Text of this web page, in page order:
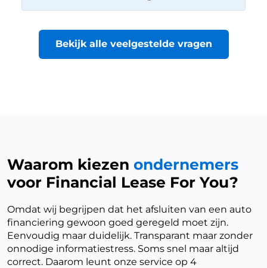
Bekijk alle veelgestelde vragen
Waarom kiezen ondernemers
voor Financial Lease For You?
Omdat wij begrijpen dat het afsluiten van een auto
financiering gewoon goed geregeld moet zijn.
Eenvoudig maar duidelijk. Transparant maar zonder
onnodige informatiestress. Soms snel maar altijd
correct. Daarom leunt onze service op 4